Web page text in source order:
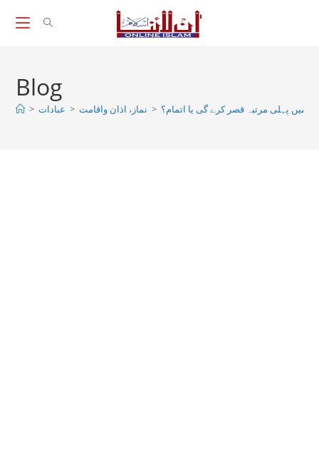
Blog
> عبادات > نماز، اذان واقامت > میں پہلی مرتبہ قصر کرے گی یا اتمام؟